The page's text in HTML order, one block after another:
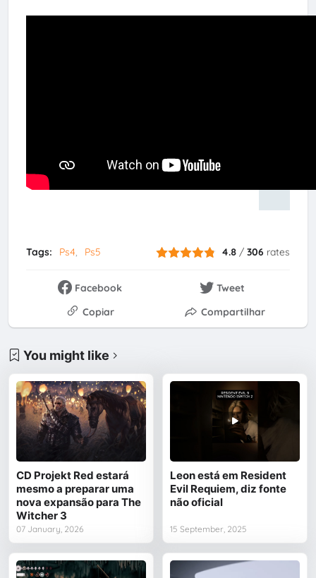
Tags: Ps4 Ps5 4.8 /306 rates
Facebook
Tweet
Copiar
Compartilhar
You might like
CD Projekt Red estará
mesmo a preparar uma
nova expansão para The
Witcher 3
07 January, 2026
Leon está em Resident
Evil Requiem, diz fonte
não oficial
15 September, 2025